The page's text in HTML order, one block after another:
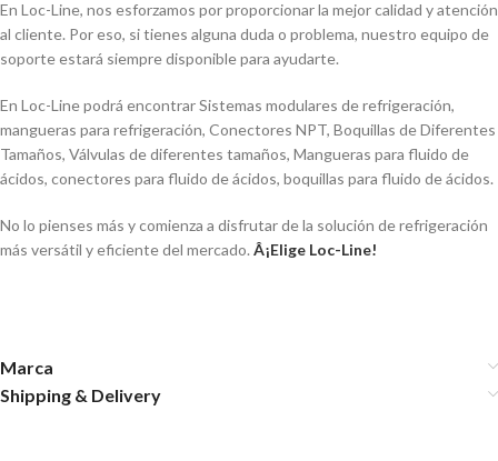
En Loc-Line, nos esforzamos por proporcionar la mejor calidad y atención
al cliente. Por eso, si tienes alguna duda o problema, nuestro equipo de
soporte estará siempre disponible para ayudarte.
En Loc-Line podrá encontrar Sistemas modulares de refrigeración,
mangueras para refrigeración, Conectores NPT, Boquillas de Diferentes
Tamaños, Válvulas de diferentes tamaños, Mangueras para fluido de
ácidos, conectores para fluido de ácidos, boquillas para fluido de ácidos.
No lo pienses más y comienza a disfrutar de la solución de refrigeración
más versátil y eficiente del mercado. Â¡Elige Loc-Line!
Marca
Shipping & Delivery